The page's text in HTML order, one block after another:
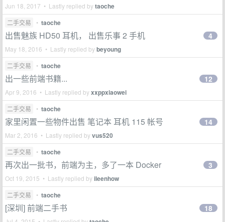
Jun 18, 2017 • Lastly replied bytaoche
二手交易 • taoche
出售魅族 HD50 耳机， 出售乐事 2 手机
May 18, 2016 • Lastly replied bybeyoung
4
二手交易 • taoche
出一些前端书籍...
Apr 9, 2016 • Lastly replied byxxppxiaowei
12
二手交易 • taoche
家里闲置一些物件出售 笔记本 耳机 115 帐号
Mar 2, 2016 • Lastly replied byvus520
14
二手交易 • taoche
再次出一批书，前端为主，多了一本 Docker
Oct 19, 2015 • Lastly replied byileenhow
3
二手交易 • taoche
[深圳] 前端二手书 18